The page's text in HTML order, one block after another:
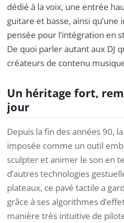
dédié à la voix, une entrée
guitare et basse, ainsi qu’une
pensée pour l’intégration en
De quoi parler autant aux DJ
créateurs de contenu
Un héritage fort,
jour
Depuis la fin des années 90,
imposée comme un outil
sculpter et animer le son en
d’autres technologies
plateaux, ce pavé tactile a
grâce à ses algorithmes
manière très intuitive de